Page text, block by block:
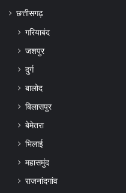
छत्तीसगढ़
गरियाबंद
जशपुर
दुर्ग
बालोद
बिलासपुर
बेमेतरा
भिलाई
महासमुंद
राजनांदगांव